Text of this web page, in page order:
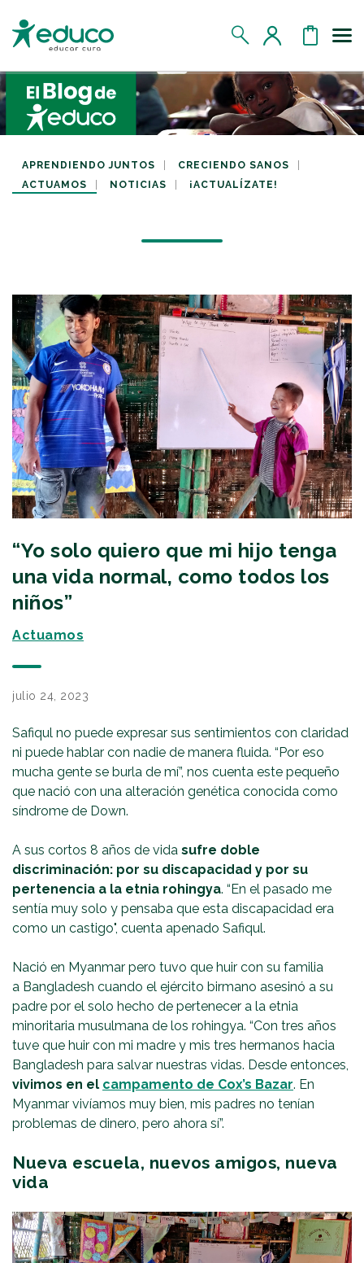
MIS DATOS
MIS APADRINADOS
MIS RETOS SOLIDARIOS
CERRAR SESIÓN
APRENDIENDO JUNTOS
CRECIENDO SANOS
ACTUAMOS
NOTICIAS ¡ACTUALÍZATE!
“Yo solo quiero que mi hijo tenga
una vida normal, como todos los
niños”
Actuamos
julio 24, 2023
Safiqul no puede expresar sus sentimientos con claridad
ni puede hablar con nadie de manera fluida. “Por eso
mucha gente se burla de mí”, nos cuenta este pequeño
que nació con una alteración genética conocida como
síndrome de Down.
A sus cortos 8 años de vida sufre doble
discriminación: por su discapacidad y por su
pertenencia a la etnia rohingya. “En el pasado me
sentía muy solo y pensaba que esta discapacidad era
como un castigo", cuenta apenado Safiqul.
Nació en Myanmar pero tuvo que huir con su familia
a Bangladesh cuando el ejército birmano asesinó a su
padre por el solo hecho de pertenecer a la etnia
minoritaria musulmana de los rohingya. “Con tres años
tuve que huir con mi madre y mis tres hermanos hacia
Bangladesh para salvar nuestras vidas. Desde entonces,
vivimos en el campamento de Cox’s Bazar. En
Myanmar vivíamos muy bien, mis padres no tenían
problemas de dinero, pero ahora sí”.
Nueva escuela, nuevos amigos, nueva
vida